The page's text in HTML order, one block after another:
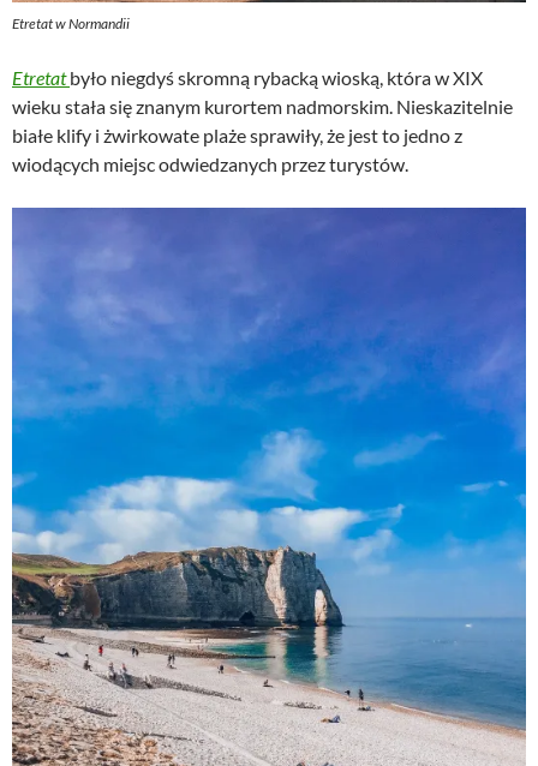
Etretat w Normandii
Etretatbyło niegdyś skromną rybacką wioską, która w XIX
wieku stała się znanym kurortem nadmorskim. Nieskazitelnie
białe klify i żwirkowate plaże sprawiły, że jest to jedno z
wiodących miejsc odwiedzanych przez turystów.